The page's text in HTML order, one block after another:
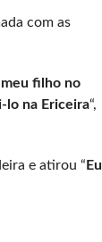
com as
meu filho no
lo na Ericeira“,
e atirou “ Eu